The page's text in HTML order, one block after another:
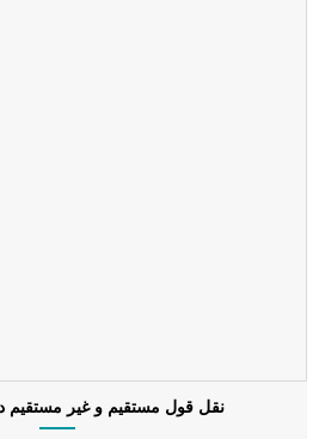
نقل قول مستقیم و غیر مستقیم